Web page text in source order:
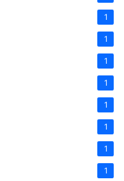
1
1
1
1
1
1
1
1